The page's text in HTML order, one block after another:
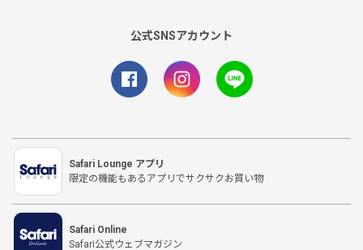
公式SNSアカウント
Safari Lounge アプリ
限定の機能もあるアプリでサクサクお買い物
Safari Online
Safari公式ウェブマガジン